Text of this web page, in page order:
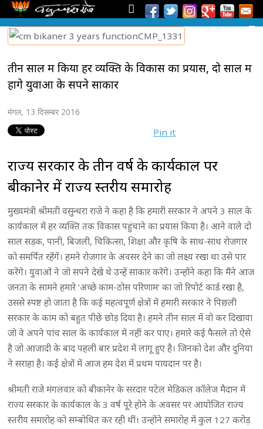
तीन साल में किया हर व्यक्ति के विकास का प्रयास, दो साल में
होंगे युवाओं के सपने साकार
मंगल, 13 दिसम्बर 2016
Pin it
राज्य सरकार के तीन वर्ष के कार्यकाल पर
बीकानेर में राज्य स्तरीय समारोह
मुख्यमंत्री श्रीमती वसुन्धरा राजे ने कहा है कि हमारी सरकार ने अपने 3 साल के
कार्यकाल में हर व्यक्ति तक विकास पहुंचाने का प्रयास किया है। आने वाले दो
साल सड़क, पानी, बिजली, चिकित्सा, शिक्षा और कृषि के साथ-साथ रोजगार
को समर्पित रहेंगें। हमने रोजगार के अवसर देने का जो लक्ष्य रखा था उसे पार
करेंगे। युवाओं ने जो सपने देखे थे उन्हें साकार करेंगे। उन्होंने कहा कि मैंने आज
जनता के सामने हमारे ’अच्छे काम-ठोस परिणाम’ का जो रिपोर्ट कार्ड रखा है,
उससे स्पष्ट हो जाता है कि कई महत्वपूर्ण क्षेत्रों में हमारी सरकार ने पिछली
सरकार के काम को बहुत पीछे छोड़ दिया है। हमने तीन साल में वो कर दिखाया
जो वे अपने पांच साल के कार्यकाल में नहीं कर पाए। हमारे कई फैसले तो ऐसे
है जो आजादी के बाद पहली बार प्रदेश में लागू हुए है। जिनको देश और दुनिया
ने सराहा है। कईं क्षेत्रों में आज हम देश में प्रथम पायदान पर है।
श्रीमती राजे मंगलवार को बीकानेर के सरदार पटेल मेडिकल कॉलेज मैदान में
राज्य सरकार के कार्यकाल के 3 वर्ष पूरे होने के अवसर पर आयोजित राज्य
स्तरीय समारोह को सम्बोधित कर रही थीं। उन्होंने समारोह में कुल 127 करोड़